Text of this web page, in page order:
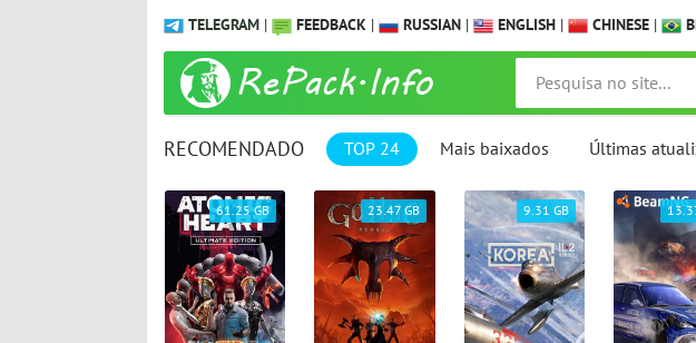
TELEGRAM | FEEDBACK | RUSSIAN | ENGLISH | CHINESE |
RECOMENDADO TOP 24 Mais baixados Últimas
61.25 GB 23.47 GB 9.31 GB